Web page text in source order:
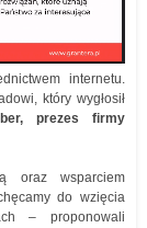
internetu.
który wygłosił
prezes firmy
oraz wsparciem
do wzięcia
– proponowali